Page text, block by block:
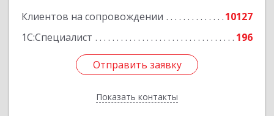
Клиентов на сопровождении
10127
1С:Специалист
196
Отправить заявку
Показать контакты
Отправить заявку
Назад